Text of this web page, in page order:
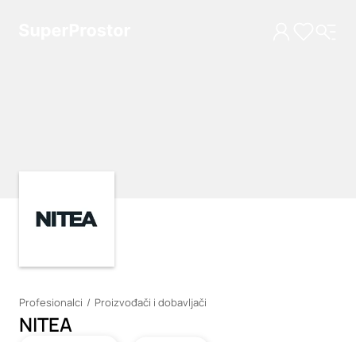
Profesionalci Proizvođači i dobavljači
NITEA